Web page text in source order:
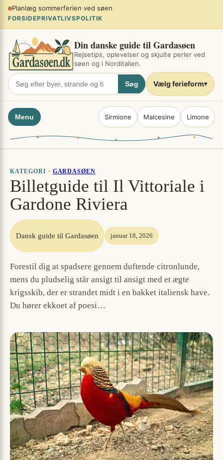
Spring
indhold
Planlæg sommerferien ved søen
FORSIDEPRIVATLIVSPOLITIK
Din danske guide til Gardasøen
Rejsetips, oplevelser og skjulte perler ved
søen og i Norditalien.
Søg Vælg ferieform▾
Menu Sirmione Malcesine Limone
KATEGORI · GARDASØEN
Billetguide til Il Vittoriale i
Gardone Riviera
Dansk guide til Gardasøen januar 18, 2026
Forestil dig at spadsere gennem duftende citronlunde,
mens du pludselig står ansigt til ansigt med et ægte
krigsskib, der er strandet midt i en bakket italiensk have.
Du hører ekkoet af poesi…